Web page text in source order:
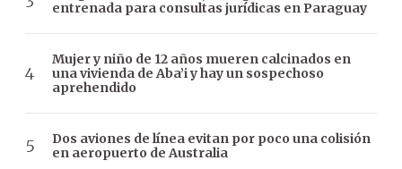
entrenada para consultas jurídicas en Paraguay
Mujer y niño de 12 años mueren calcinados en
una vivienda de Aba’i y hay un sospechoso
aprehendido
Dos aviones de línea evitan por poco una colisión
en aeropuerto de Australia